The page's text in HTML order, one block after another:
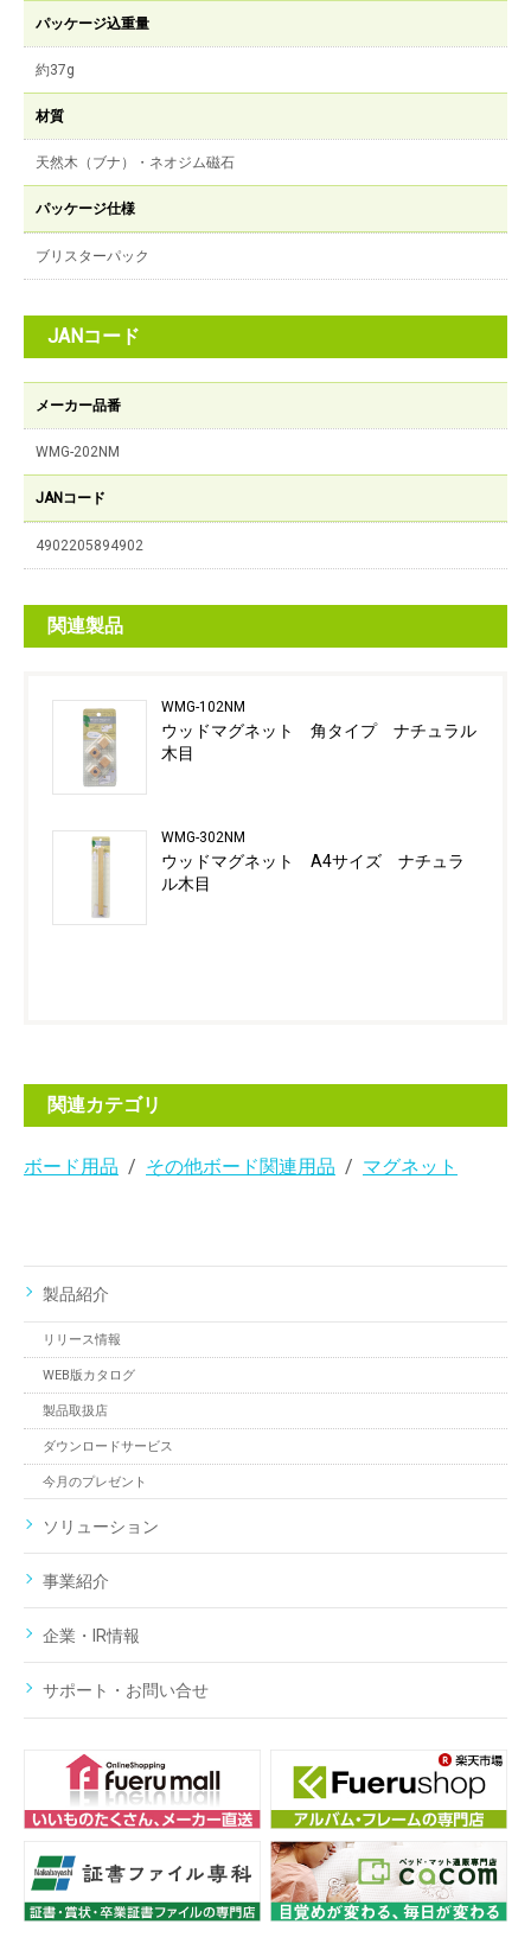
パッケージ込重量
約37g
材質
天然木（ブナ）・ネオジム磁石
パッケージ仕様
ブリスターパック
JANコード
メーカー品番
WMG-202NM
JANコード
4902205894902
関連製品
WMG-102NM
ウッドマグネット 角タイプ ナチュラル
木目
WMG-302NM
ウッドマグネット A4サイズ ナチュラ
ル木目
関連カテゴリ
ボード用品 その他ボード関連用品 マグネット
製品紹介
リリース情報
WEB版カタログ
製品取扱店
ダウンロードサービス
今月のプレゼント
ソリューション
事業紹介
企業・IR情報
サポート・お問い合せ